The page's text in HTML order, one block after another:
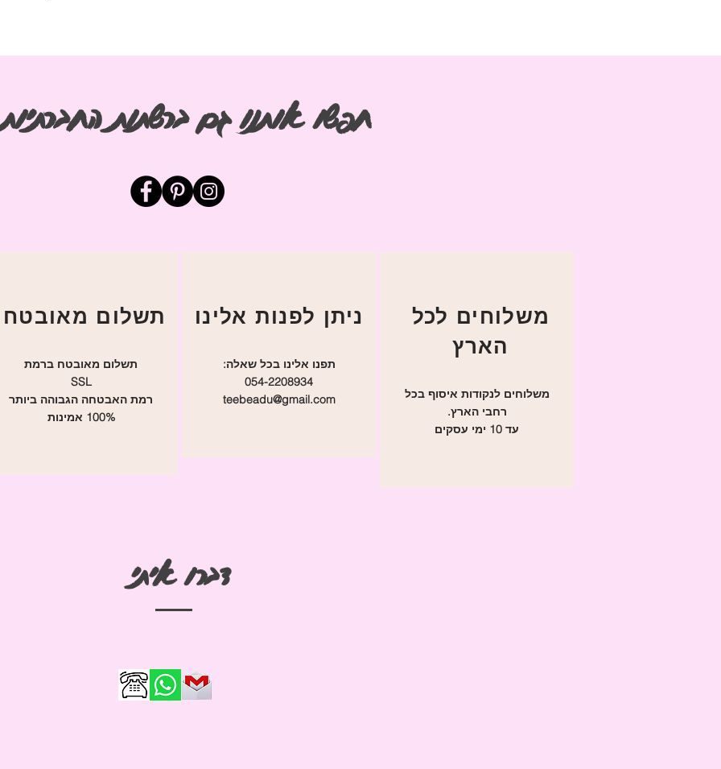
חפשו אותנו גם ברשתות החברתיות
תשלום מאובטח
תשלום מאובטח ברמת
SSL
רמת האבטחה הגבוהה ביותר
100% אמינות
תפנו אלינו בכל שאלה:
054-2208934
teebeadu@gmail.com
משלוחים לכל
הארץ
משלוחים לנקודות איסוף בכל
רחבי הארץ.
עד 10 ימי עסקים
דברו איתי